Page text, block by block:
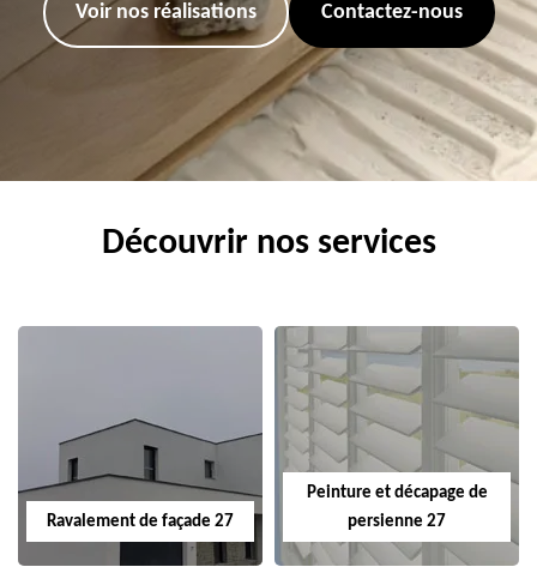
Voir nos réalisations Contactez-nous
Découvrir nos services
Ravalement de façade 27
Peinture et décapage de
persienne 27